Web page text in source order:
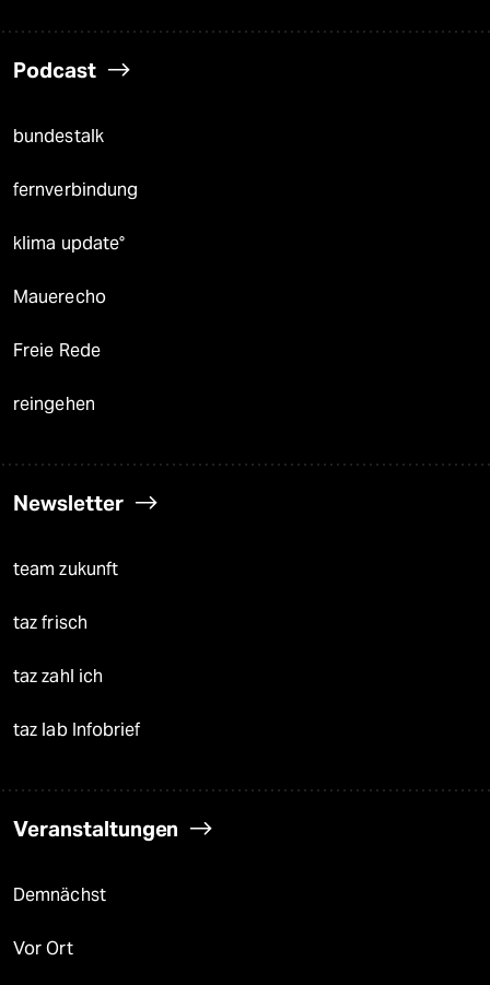
Podcast
bundestalk
fernverbindung
klima update°
Mauerecho
Freie Rede
reingehen
Newsletter
team zukunft
taz frisch
taz zahl ich
taz lab Infobrief
Veranstaltungen
Demnächst
Vor Ort